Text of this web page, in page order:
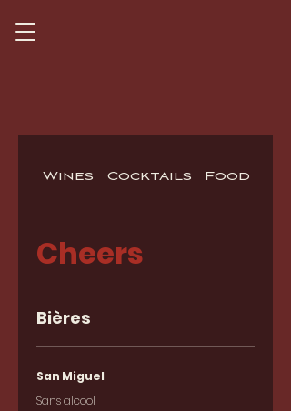
Wines Cocktails Food
Cheers
Bières
San Miguel
Sans alcool